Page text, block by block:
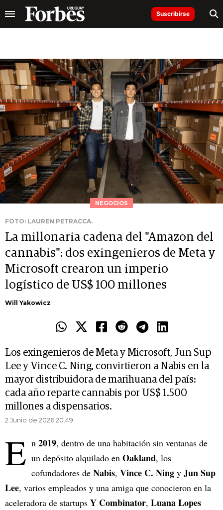
Suscribirse
NEGOCIOS
FOTO: LAUREN PETRACCA.
La millonaria cadena del "Amazon del
cannabis": dos exingenieros de Meta y
Microsoft crearon un imperio
logístico de US$ 100 millones
Will Yakowicz
Los exingenieros de Meta y Microsoft, Jun Sup
Lee y Vince C. Ning, convirtieron a Nabis en la
mayor distribuidora de marihuana del país:
cada año reparte cannabis por US$ 1.500
millones a dispensarios.
2 Junio de 2026 20.49
E n 2019, dentro de una habitación sin ventanas de
un depósito alquilado en Oakland, los
cofundadores de Nabis, Vince C. Ning y Jun Sup
Lee, varios empleados y una amiga que conocieron en la
aceleradora de startups Y Combinator, Luana Lopes